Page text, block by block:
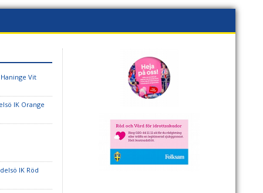
Vit
IK Orange
IK Röd